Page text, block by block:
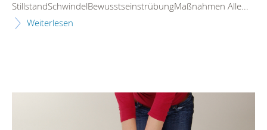
StillstandSchwindelBewusstseinstrübungMaßnahmen Alle...
Weiterlesen